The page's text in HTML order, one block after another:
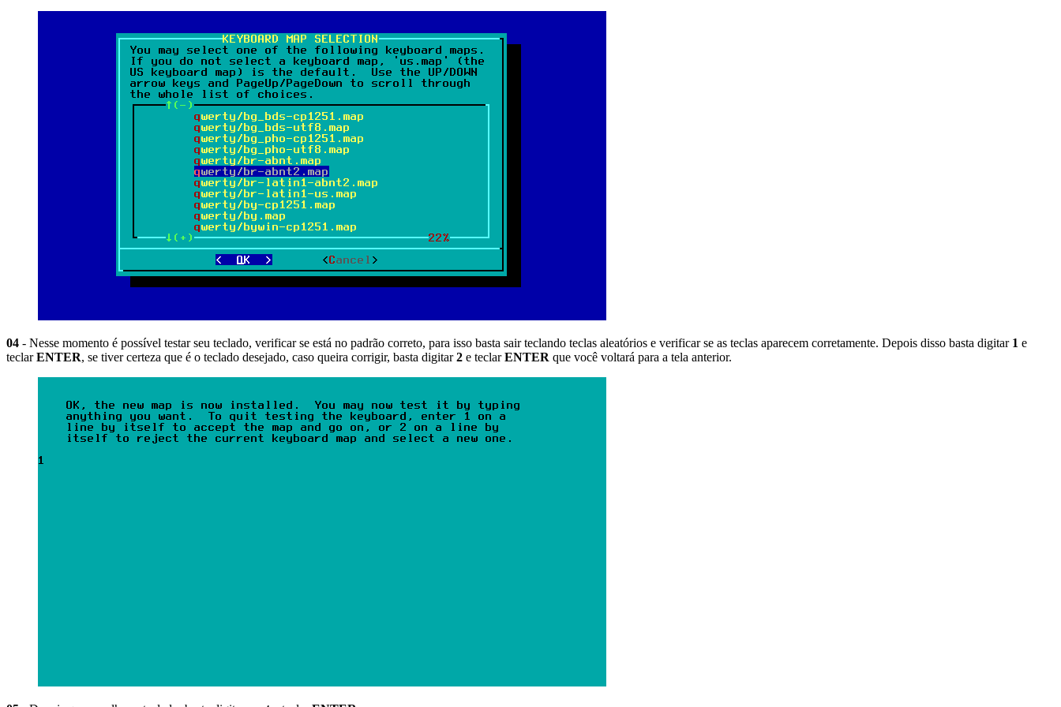
04 - Nesse momento é possível testar seu teclado, verificar se está no padrão correto, para isso basta sair teclando teclas aleatórios e verificar se as teclas aparecem corretamente. Depois disso basta digitar 1 e
teclarENTER, se tiver certeza que é o teclado desejado, caso queira corrigir, basta digitar2 e teclarENTER que você voltará para a tela anterior.